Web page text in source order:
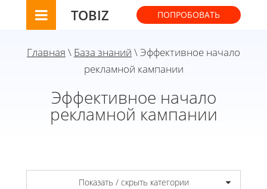
TOBIZ ПОПРОБОВАТЬ
Главная \ База знаний \ Эффективное начало
рекламной кампании
Эффективное начало
рекламной кампании
Показать / скрыть категории